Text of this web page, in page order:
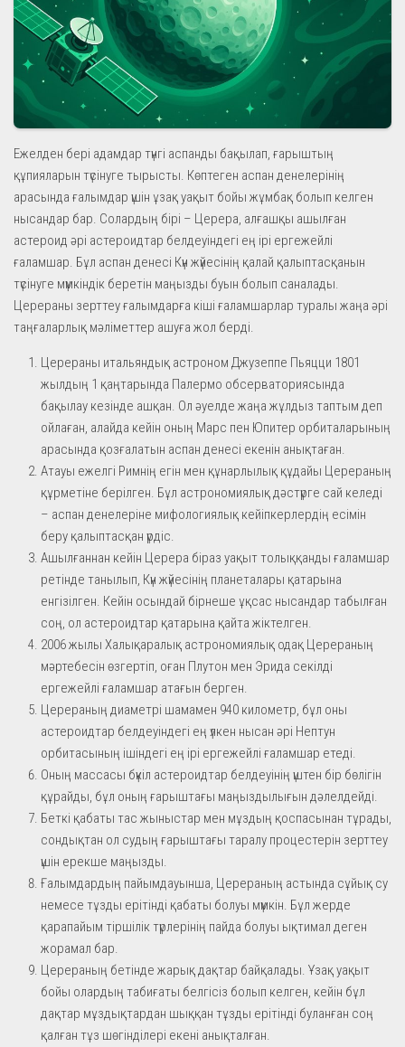
Ежелден бері адамдар түнгі аспанды бақылап, ғарыштың
құпияларын түсінуге тырысты. Көптеген аспан денелерінің
арасында ғалымдар үшін ұзақ уақыт бойы жұмбақ болып келген
нысандар бар. Солардың бірі – Церера, алғашқы ашылған
астероид әрі астероидтар белдеуіндегі ең ірі ергежейлі
ғаламшар. Бұл аспан денесі Күн жүйесінің қалай қалыптасқанын
түсінуге мүмкіндік беретін маңызды буын болып саналады.
Церераны зерттеу ғалымдарға кіші ғаламшарлар туралы жаңа әрі
таңғаларлық мәліметтер ашуға жол берді.
Церераны итальяндық астроном Джузеппе Пьяцци 1801
жылдың 1 қаңтарында Палермо обсерваториясында
бақылау кезінде ашқан. Ол әуелде жаңа жұлдыз таптым деп
ойлаған, алайда кейін оның Марс пен Юпитер орбиталарының
арасында қозғалатын аспан денесі екенін анықтаған.
Атауы ежелгі Римнің егін мен құнарлылық құдайы Церераның
құрметіне берілген. Бұл астрономиялық дәстүрге сай келеді
– аспан денелеріне мифологиялық кейіпкерлердің есімін
беру қалыптасқан үрдіс.
Ашылғаннан кейін Церера біраз уақыт толыққанды ғаламшар
ретінде танылып, Күн жүйесінің планеталары қатарына
енгізілген. Кейін осындай бірнеше ұқсас нысандар табылған
соң, ол астероидтар қатарына қайта жіктелген.
2006 жылы Халықаралық астрономиялық одақ Церераның
мәртебесін өзгертіп, оған Плутон мен Эрида секілді
ергежейлі ғаламшар атағын берген.
Церераның диаметрі шамамен 940 километр, бұл оны
астероидтар белдеуіндегі ең үлкен нысан әрі Нептун
орбитасының ішіндегі ең ірі ергежейлі ғаламшар етеді.
Оның массасы бүкіл астероидтар белдеуінің үштен бір бөлігін
құрайды, бұл оның ғарыштағы маңыздылығын дәлелдейді.
Беткі қабаты тас жыныстар мен мұздың қоспасынан тұрады,
сондықтан ол судың ғарыштағы таралу процестерін зерттеу
үшін ерекше маңызды.
Ғалымдардың пайымдауынша, Церераның астында сұйық су
немесе тұзды ерітінді қабаты болуы мүмкін. Бұл жерде
қарапайым тіршілік түрлерінің пайда болуы ықтимал деген
жорамал бар.
Церераның бетінде жарық дақтар байқалады. Ұзақ уақыт
бойы олардың табиғаты белгісіз болып келген, кейін бұл
дақтар мұздықтардан шыққан тұзды ерітінді буланған соң
қалған тұз шөгінділері екені анықталған.